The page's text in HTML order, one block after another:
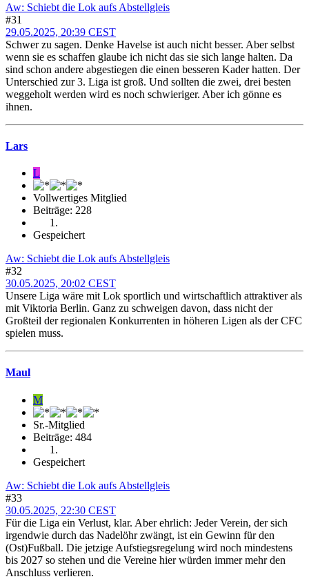
Aw: Schiebt die Lok aufs Abstellgleis
#31
29.05.2025, 20:39 CEST
Schwer zu sagen. Denke Havelse ist auch nicht besser. Aber selbst
wenn sie es schaffen glaube ich nicht das sie sich lange halten. Da
sind schon andere abgestiegen die einen besseren Kader hatten. Der
Unterschied zur 3. Liga ist groß. Und sollten die zwei, drei besten
weggeholt werden wird es noch schwieriger. Aber ich gönne es
ihnen.
Lars
L
Vollwertiges Mitglied
Beiträge: 228
Gespeichert
Aw: Schiebt die Lok aufs Abstellgleis
#32
30.05.2025, 20:02 CEST
Unsere Liga wäre mit Lok sportlich und wirtschaftlich attraktiver als
mit Viktoria Berlin. Ganz zu schweigen davon, dass nicht der
Großteil der regionalen Konkurrenten in höheren Ligen als der CFC
spielen muss.
Maul
M
Sr.-Mitglied
Beiträge: 484
Gespeichert
Aw: Schiebt die Lok aufs Abstellgleis
#33
30.05.2025, 22:30 CEST
Für die Liga ein Verlust, klar. Aber ehrlich: Jeder Verein, der sich
irgendwie durch das Nadelöhr zwängt, ist ein Gewinn für den
(Ost)Fußball. Die jetzige Aufstiegsregelung wird noch mindestens
bis 2027 so stehen und die Vereine hier würden immer mehr den
Anschluss verlieren.